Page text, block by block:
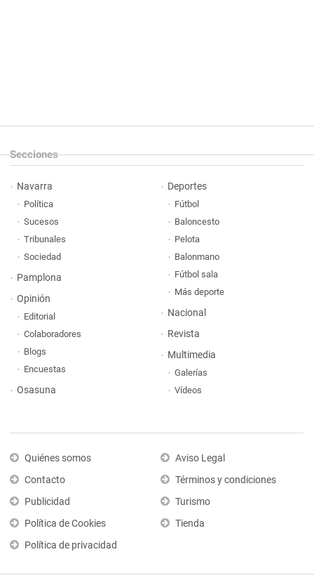
Secciones
Navarra
Política
Sucesos
Tribunales
Sociedad
Pamplona
Opinión
Editorial
Colaboradores
Blogs
Encuestas
Osasuna
Deportes
Fútbol
Baloncesto
Pelota
Balonmano
Fútbol sala
Más deporte
Nacional
Revista
Multimedia
Galerías
Vídeos
Quiénes somos
Contacto
Publicidad
Política de Cookies
Política de privacidad
Aviso Legal
Términos y condiciones
Turismo
Tienda